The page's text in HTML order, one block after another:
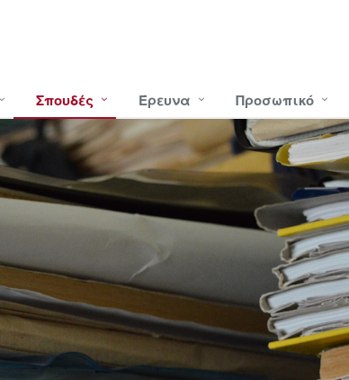
Σπουδές Έρευνα Προσωπικό